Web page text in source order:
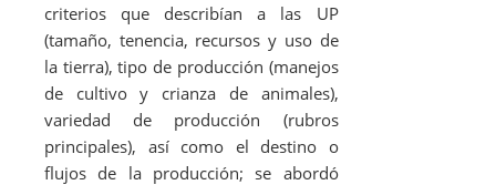
criterios que describían a las UP
(tamaño, tenencia, recursos y uso de
la tierra), tipo de producción (manejos
de cultivo y crianza de animales),
variedad de producción (rubros
principales), así como el destino o
flujos de la producción; se abordó